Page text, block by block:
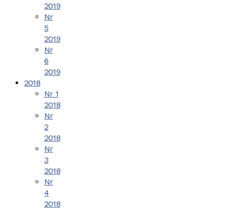
2019
Nr
5
2019
Nr
6
2019
2018
Nr 1
2018
Nr
2
2018
Nr
3
2018
Nr
4
2018